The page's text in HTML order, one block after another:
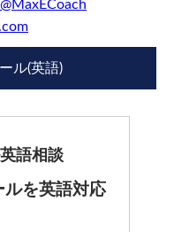
ル(英語)
語相談
を英語対応